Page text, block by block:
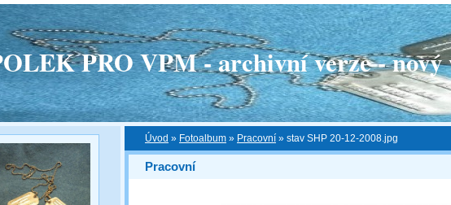
PRO VPM - archivní verze - nový
Úvod » Fotoalbum » Pracovní » stav SHP 20-12-2008.jpg
Pracovní